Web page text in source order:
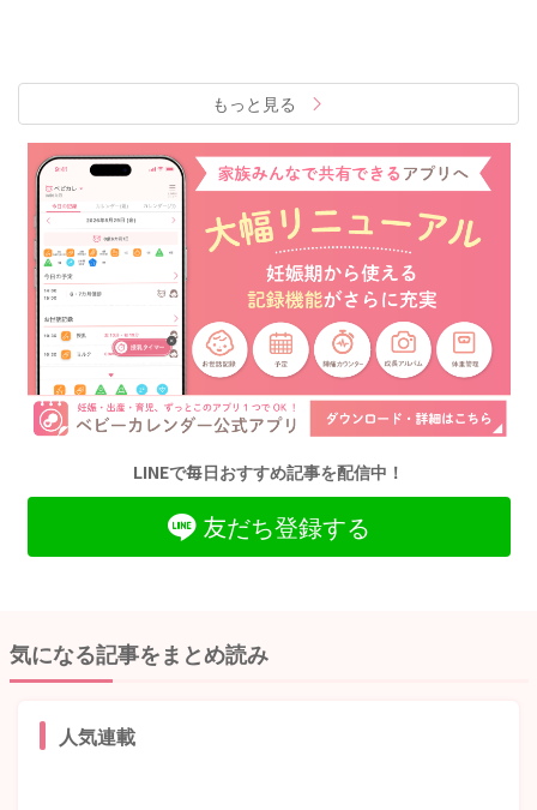
もっと見る
LINEで毎日おすすめ記事を配信中！
友だち登録する
気になる記事をまとめ読み
人気連載